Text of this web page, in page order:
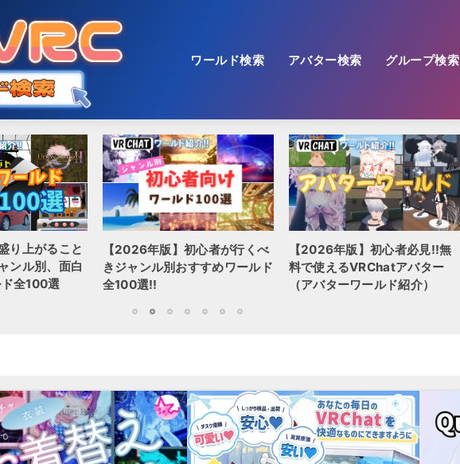
ワールド検索 アバター検索 グループ検索
り上がること
ンル別、面白
全100選
【2026年版】初心者が行くべ
きジャンル別おすすめワールド
全100選!!
【2026年版】初心者必見!!無
料で使えるVRChatアバター
（アバターワールド紹介）